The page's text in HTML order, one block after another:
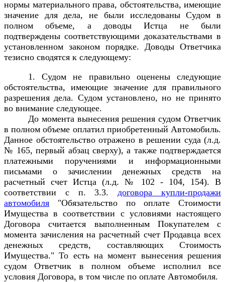
нормы материального права, обстоятельства, имеющие
значение для дела, не были исследованы Судом в
полном объеме, а доводы Истца не были
подтверждены соответствующими доказательствами в
установленном законом порядке. Доводы Ответчика
тезисно сводятся к следующему:
1. Судом не правильно оценены следующие
обстоятельства, имеющие значение для правильного
разрешения дела. Судом установлено, но не принято
во внимание следующее.
До момента вынесения решения судом Ответчик
в полном объеме оплатил приобретенный Автомобиль.
Данное обстоятельство отражено в решении суда (л.д.
№ 165, первый абзац сверху), а также подтверждается
платежными поручениями и информационными
письмами о зачислении денежных средств на
расчетный счет Истца (л.д. № 102 - 104, 154). В
соответствии с п. 3.3.договора купли-продажи
автомобиля "Обязательство по оплате Стоимости
Имущества в соответствии с условиями настоящего
Договора считается выполненным Покупателем с
момента зачисления на расчетный счет Продавца всех
денежных средств, составляющих Стоимость
Имущества." То есть на момент вынесения решения
судом Ответчик в полном объеме исполнил все
условия Договора, в том числе по оплате Автомобиля.